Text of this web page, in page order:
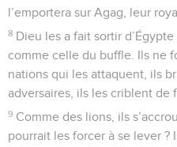
l’emportera sur Agag, leur
8 Dieu les a fait sortir
comme celle du buffle. Ils ne
nations qui les attaquent, ils
adversaires, ils les criblent de
9 Comme des lions, ils
pourrait les forcer à se lever